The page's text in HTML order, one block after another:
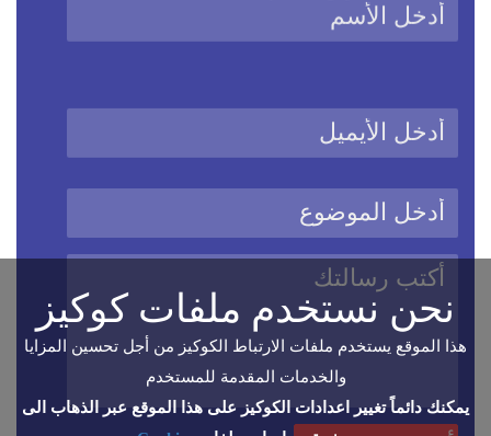
نحن نستخدم ملفات كوكيز
هذا الموقع يستخدم ملفات الارتباط الكوكيز من أجل تحسين المزايا
والخدمات المقدمة للمستخدم
يمكنك دائماً تغيير اعدادات الكوكيز على هذا الموقع عبر الذهاب الى